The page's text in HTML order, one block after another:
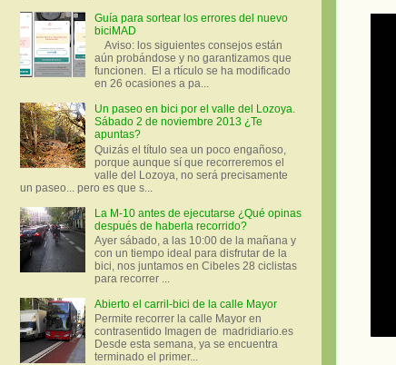
Guía para sortear los errores del nuevo
biciMAD
Aviso: los siguientes consejos están
aún probándose y no garantizamos que
funcionen. El a rtículo se ha modificado
en 26 ocasiones a pa...
Un paseo en bici por el valle del Lozoya.
Sábado 2 de noviembre 2013 ¿Te
apuntas?
Quizás el título sea un poco engañoso,
porque aunque sí que recorreremos el
valle del Lozoya, no será precisamente
un paseo... pero es que s...
La M-10 antes de ejecutarse ¿Qué opinas
después de haberla recorrido?
Ayer sábado, a las 10:00 de la mañana y
con un tiempo ideal para disfrutar de la
bici, nos juntamos en Cibeles 28 ciclistas
para recorrer ...
Abierto el carril-bici de la calle Mayor
Permite recorrer la calle Mayor en
contrasentido Imagen de madridiario.es
Desde esta semana, ya se encuentra
terminado el primer...